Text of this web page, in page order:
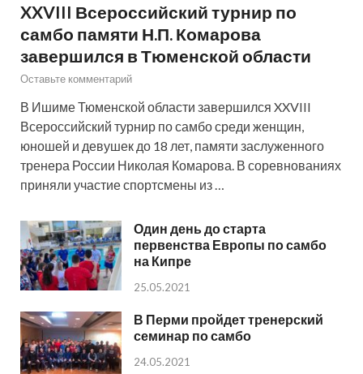
XXVIII Всероссийский турнир по
самбо памяти Н.П. Комарова
завершился в Тюменской области
Оставьте комментарий
В Ишиме Тюменской области завершился XXVIII
Всероссийский турнир по самбо среди женщин,
юношей и девушек до 18 лет, памяти заслуженного
тренера России Николая Комарова. В соревнованиях
приняли участие спортсмены из …
Один день до старта
первенства Европы по самбо
на Кипре
25.05.2021
В Перми пройдет тренерский
семинар по самбо
24.05.2021